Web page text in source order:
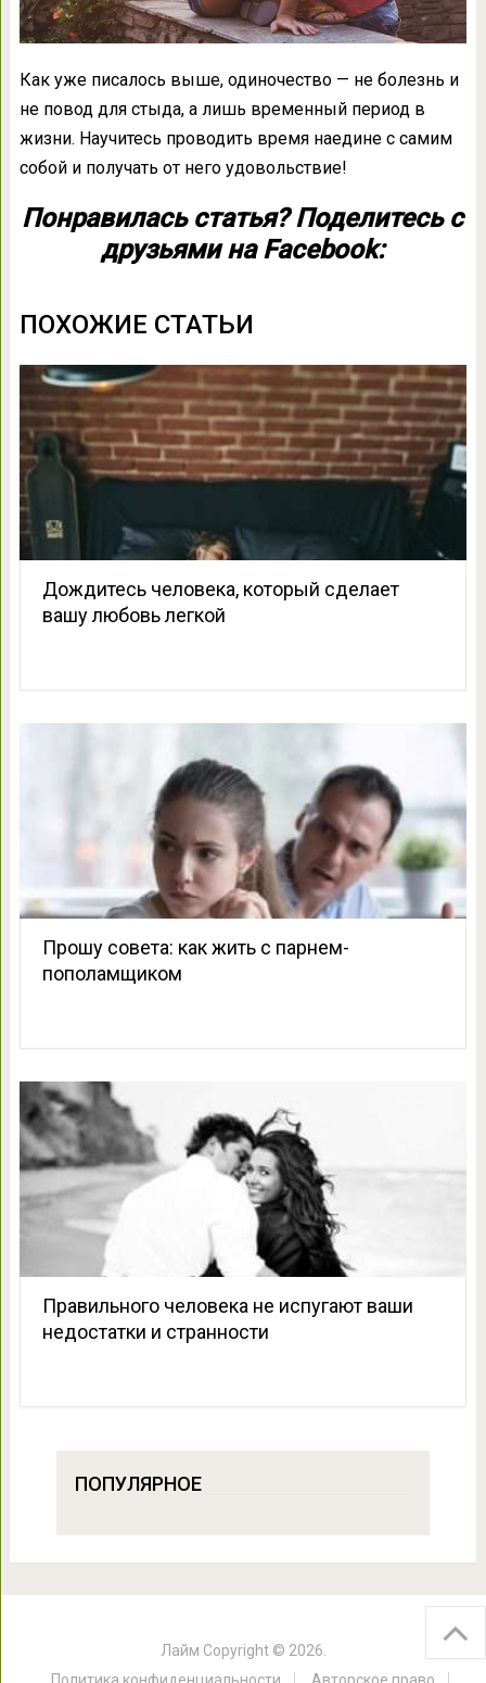
Как уже писалось выше, одиночество — не болезнь и
не повод для стыда, а лишь временный период в
жизни. Научитесь проводить время наедине с самим
собой и получать от него удовольствие!
Понравилась статья? Поделитесь с
друзьями на Facebook:
ПОХОЖИЕ СТАТЬИ
Дождитесь человека, который сделает
вашу любовь легкой
Прошу совета: как жить с парнем-
пополамщиком
Правильного человека не испугают ваши
недостатки и странности
ПОПУЛЯРНОЕ
Лайм Copyright © 2026.